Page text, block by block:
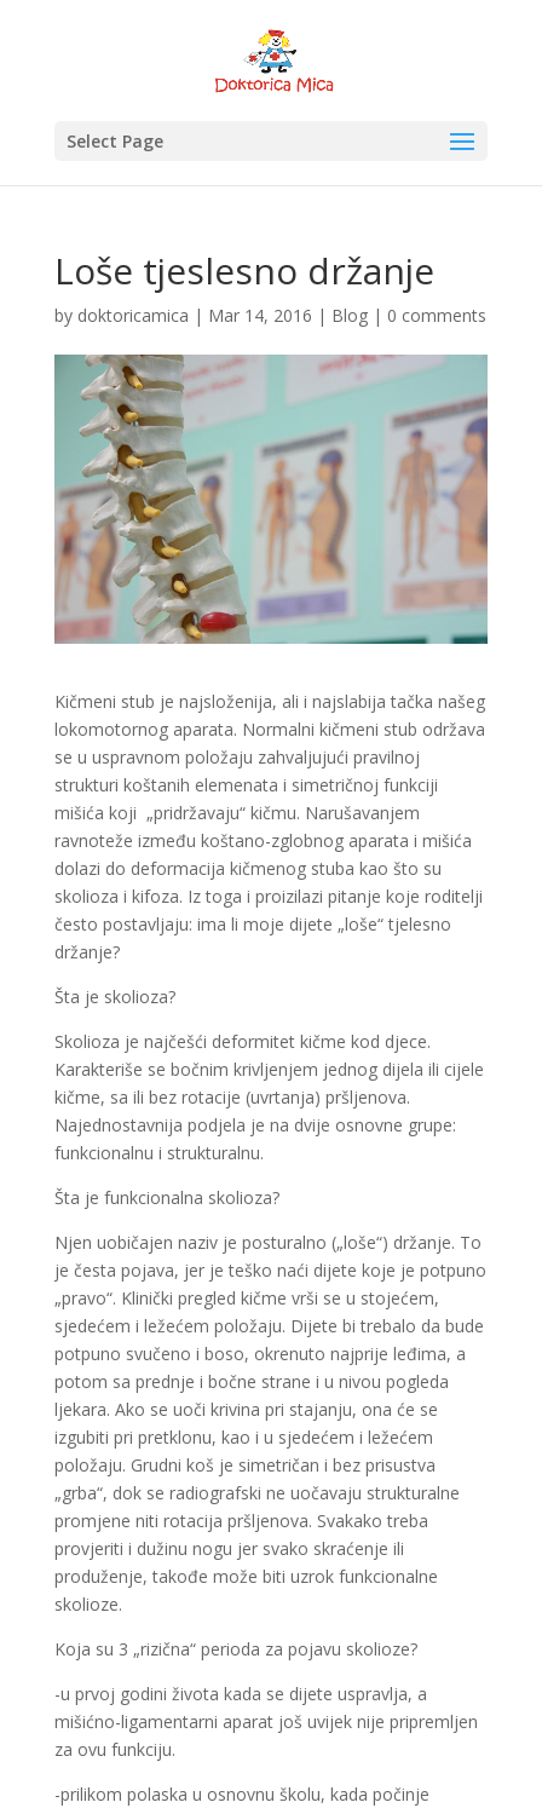
Select Page
Loše tjeslesno držanje
by doktoricamica | Mar 14, 2016 | Blog| 0 comments
Kičmeni stub je najsloženija, ali i najslabija tačka našeg
lokomotornog aparata. Normalni kičmeni stub održava
se u uspravnom položaju zahvaljujući pravilnoj
strukturi koštanih elemenata i simetričnoj funkciji
mišića koji „pridržavaju“ kičmu. Narušavanjem
ravnoteže između koštano-zglobnog aparata i mišića
dolazi do deformacija kičmenog stuba kao što su
skolioza i kifoza. Iz toga i proizilazi pitanje koje roditelji
često postavljaju: ima li moje dijete „loše“ tjelesno
držanje?
Šta je skolioza?
Skolioza je najčešći deformitet kičme kod djece.
Karakteriše se bočnim krivljenjem jednog dijela ili cijele
kičme, sa ili bez rotacije (uvrtanja) pršljenova.
Najednostavnija podjela je na dvije osnovne grupe:
funkcionalnu i strukturalnu.
Šta je funkcionalna skolioza?
Njen uobičajen naziv je posturalno („loše“) držanje. To
je česta pojava, jer je teško naći dijete koje je potpuno
„pravo“. Klinički pregled kičme vrši se u stojećem,
sjedećem i ležećem položaju. Dijete bi trebalo da bude
potpuno svučeno i boso, okrenuto najprije leđima, a
potom sa prednje i bočne strane i u nivou pogleda
ljekara. Ako se uoči krivina pri stajanju, ona će se
izgubiti pri pretklonu, kao i u sjedećem i ležećem
položaju. Grudni koš je simetričan i bez prisustva
„grba“, dok se radiografski ne uočavaju strukturalne
promjene niti rotacija pršljenova. Svakako treba
provjeriti i dužinu nogu jer svako skraćenje ili
produženje, takođe može biti uzrok funkcionalne
skolioze.
Koja su 3 „rizična“ perioda za pojavu skolioze?
-u prvoj godini života kada se dijete uspravlja, a
mišićno-ligamentarni aparat još uvijek nije pripremljen
za ovu funkciju.
-prilikom polaska u osnovnu školu, kada počinje